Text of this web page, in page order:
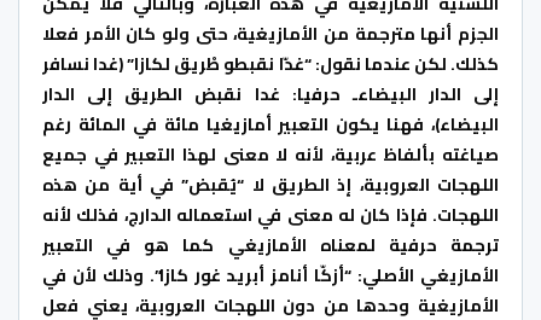
الجزم أنها مترجمة من الأمازيغية، حتى ولو كان الأمر فعلا
كذلك. لكن عندما نقول: “غدّا نقبطو طْريق لكازا” (غدا نسافر
إلى الدار البيضاءـ حرفيا: غدا نقبض الطريق إلى الدار
البيضاء)، فهنا يكون التعبير أمازيغيا مائة في المائة رغم
صياغته بألفاظ عربية، لأنه لا معنى لهذا التعبير في جميع
اللهجات العروبية، إذ الطريق لا “يُقبض” في أية من هذه
اللهجات. فإذا كان له معنى في استعماله الدارج، فذلك لأنه
ترجمة حرفية لمعناه الأمازيغي كما هو في التعبير
الأمازيغي الأصلي: “أزكّا أنامز أبريد غور كازا”. وذلك لأن في
الأمازيغية وحدها من دون اللهجات العروبية، يعني فعل